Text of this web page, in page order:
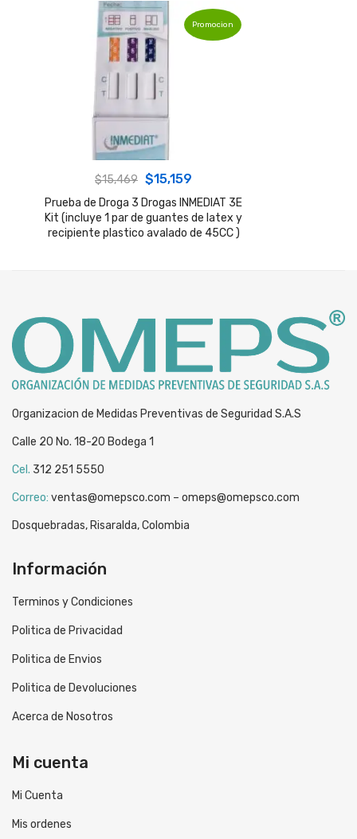
Promocion
$15,469 Original
price
was:
$15,159
price
is:
Prueba de Droga 3 Drogas INMEDIAT 3E
Kit (incluye 1 par de guantes de latex y
recipiente plastico avalado de 45CC )
Organizacion de Medidas Preventivas de Seguridad S.A.S
Calle 20 No. 18-20 Bodega 1
Cel. 312 251 5550
Correo: ventas@omepsco.com – omeps@omepsco.com
Dosquebradas, Risaralda, Colombia
Información
Terminos y Condiciones
Politica de Privacidad
Politica de Envios
Politica de Devoluciones
Acerca de Nosotros
Mi cuenta
Mi Cuenta
Mis ordenes